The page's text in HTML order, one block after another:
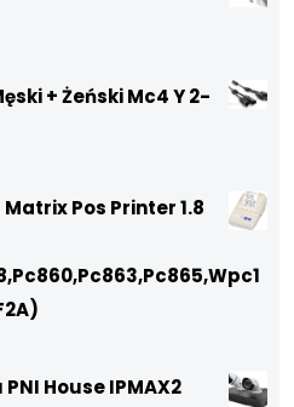
+ Żeński Mc4 Y 2-
Pos Printer 1.8
House IPMAX2